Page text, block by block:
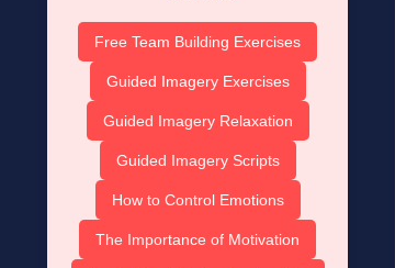
Free Team Building Exercises
Guided Imagery Exercises
Guided Imagery Relaxation
Guided Imagery Scripts
How to Control Emotions
The Importance of Motivation